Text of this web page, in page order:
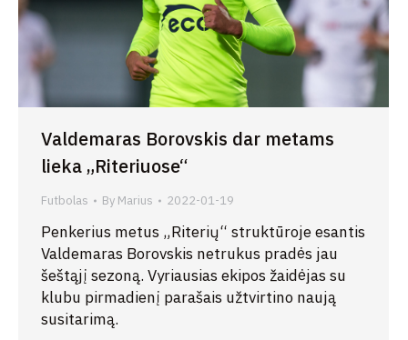
Valdemaras Borovskis dar metams
lieka „Riteriuose“
Futbolas By Marius 2022-01-19
Penkerius metus „Riterių“ struktūroje esantis
Valdemaras Borovskis netrukus pradės jau
šeštąjį sezoną. Vyriausias ekipos žaidėjas su
klubu pirmadienį parašais užtvirtino naują
susitarimą.